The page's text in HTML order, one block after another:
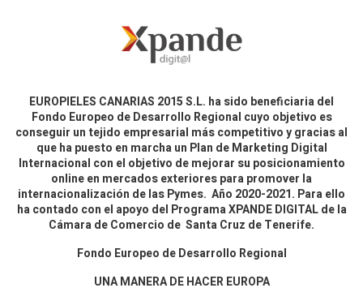
EUROPIELES CANARIAS 2015 S.L. ha sido beneficiaria del
Fondo Europeo de Desarrollo Regional cuyo objetivo es
conseguir un tejido empresarial más competitivo y gracias al
que ha puesto en marcha un Plan de Marketing Digital
Internacional con el objetivo de mejorar su posicionamiento
online en mercados exteriores para promover la
internacionalización de las Pymes. Año 2020-2021. Para ello
ha contado con el apoyo del Programa XPANDE DIGITAL de la
Cámara de Comercio de Santa Cruz de Tenerife.
Fondo Europeo de Desarrollo Regional
UNA MANERA DE HACER EUROPA